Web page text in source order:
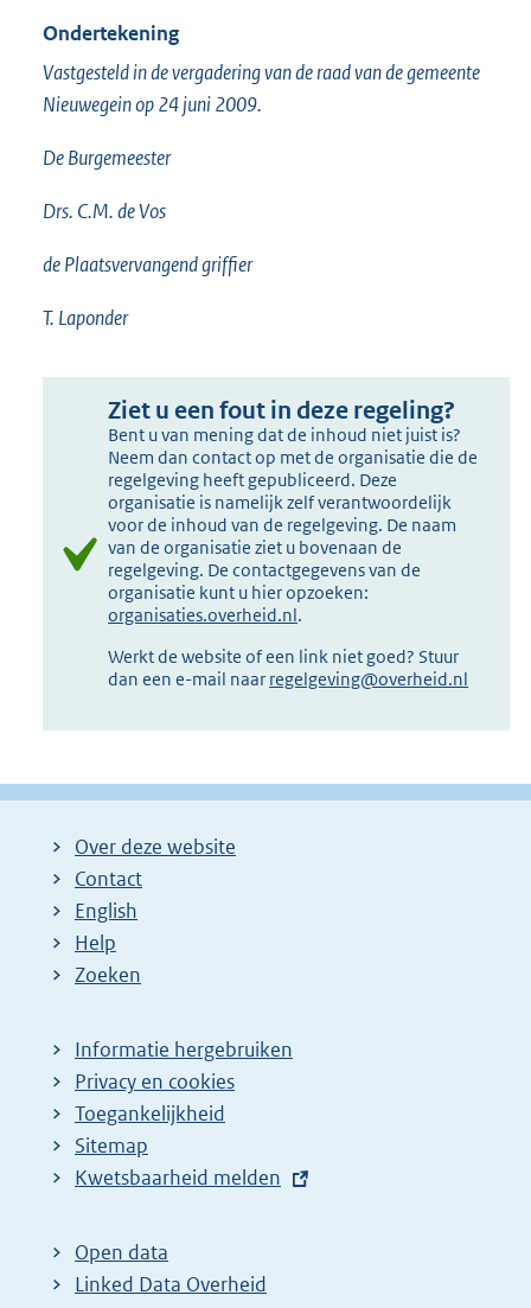
Ondertekening
Vastgesteld in de vergadering van de raad van de gemeente
Nieuwegein op 24 juni 2009.
De Burgemeester
Drs. C.M. de Vos
de Plaatsvervangend griffier
T. Laponder
Ziet u een fout in deze regeling?
Bent u van mening dat de inhoud niet juist is?
Neem dan contact op met de organisatie die de
regelgeving heeft gepubliceerd. Deze
organisatie is namelijk zelf verantwoordelijk
voor de inhoud van de regelgeving. De naam
van de organisatie ziet u bovenaan de
regelgeving. De contactgegevens van de
organisatie kunt u hier opzoeken:
organisaties.overheid.nl.
Werkt de website of een link niet goed? Stuur
dan een e-mail naar regelgeving@overheid.nl
Over deze website
Contact
English
Help
Zoeken
Informatie hergebruiken
Privacy en cookies
Toegankelijkheid
Sitemap
E
t
e
Kwetsbaarheid melden
Open data
Linked Data Overheid